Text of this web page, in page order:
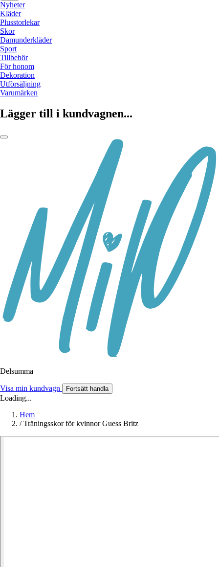
Nyheter
Kläder
Plusstorlekar
Skor
Damunderkläder
Sport
Tillbehör
För honom
Dekoration
Utförsäljning
Varumärken
Lägger till i kundvagnen...
Delsumma
Visa min kundvagn Fortsätt handla
Loading...
Hem
/ Träningsskor för kvinnor Guess Britz